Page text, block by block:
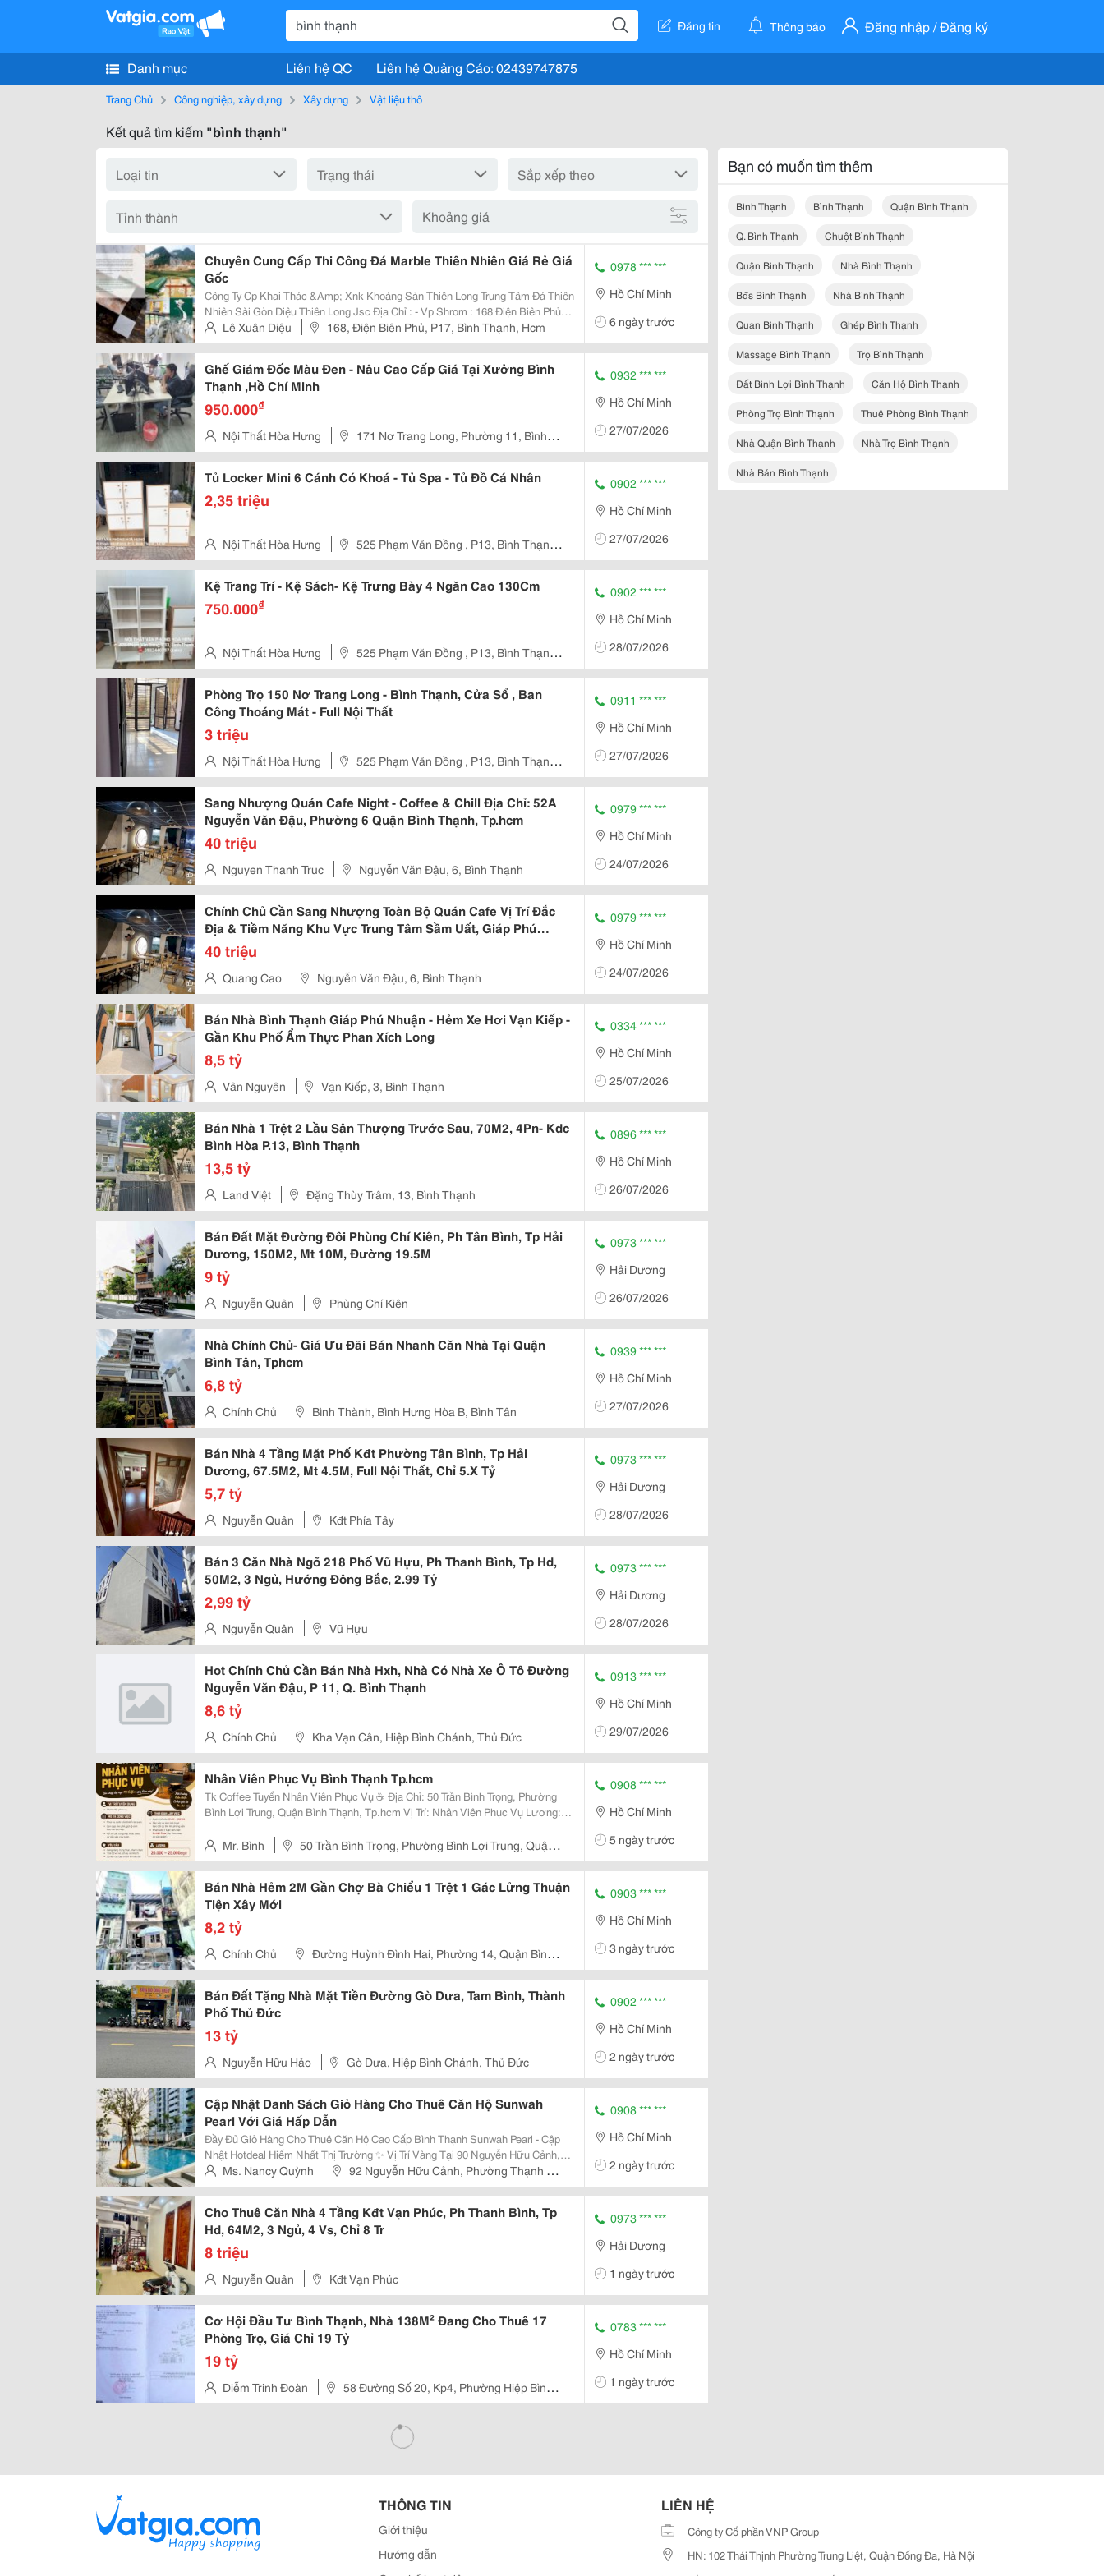
Đăng tin Thông báo Đăng nhập / Đăng ký
Danh mục Liên hệ QC Liên hệ Quảng Cáo: 02439747875
Trang Chủ Công nghiệp, xây dựng Xây dựng Vật liệu thô
Kết quả tìm kiếm "bình thạnh"
Khoảng giá
Chuyên Cung Cấp Thi Công Đá Marble Thiên Nhiên Giá Rẻ Giá
Gốc
Công Ty Cp Khai Thác &Amp; Xnk Khoáng Sản Thiên Long Trung Tâm Đá Thiên
Nhiên Sài Gòn Diệu Thiên Long Jsc Địa Chỉ : - Vp Shrom : 168 Điện Biên Phủ,
P. 17, Q. Bình Thạnh, Tp Hcm. - Mỏ Nhà Máy : Quỳ Hợp, Nghệ An - Mst :
2900862009 -
Lê Xuân Diệu 168, Điện Biên Phủ, P17, Bình Thạnh, Hcm
0978 *** ***
Hồ Chí Minh
6 ngày trước
Ghế Giám Đốc Màu Đen - Nâu Cao Cấp Giá Tại Xưởng Bình
Thạnh ,Hồ Chí Minh
950.000₫
Nội Thất Hòa Hưng
171 Nơ Trang Long, Phường 11, Bình
Thạnh, Hồ Chí Minh, Việt Nam
0932 *** ***
Hồ Chí Minh
27/07/2026
Tủ Locker Mini 6 Cánh Có Khoá - Tủ Spa - Tủ Đồ Cá Nhân
2,35 triệu
Nội Thất Hòa Hưng
525 Phạm Văn Đồng , P13, Bình Thạnh ,
Hcm
0902 *** ***
Hồ Chí Minh
27/07/2026
Kệ Trang Trí - Kệ Sách- Kệ Trưng Bày 4 Ngăn Cao 130Cm
750.000₫
Nội Thất Hòa Hưng
525 Phạm Văn Đồng , P13, Bình Thạnh ,
Hcm
0902 *** ***
Hồ Chí Minh
28/07/2026
Phòng Trọ 150 Nơ Trang Long - Bình Thạnh, Cửa Sổ , Ban
Công Thoáng Mát - Full Nội Thất
3 triệu
Nội Thất Hòa Hưng
525 Phạm Văn Đồng , P13, Bình Thạnh ,
Hcm
0911 *** ***
Hồ Chí Minh
27/07/2026
Sang Nhượng Quán Cafe Night - Coffee & Chill Địa Chỉ: 52A
Nguyễn Văn Đậu, Phường 6 Quận Bình Thạnh, Tp.hcm
40 triệu
Nguyen Thanh Truc Nguyễn Văn Đậu, 6, Bình Thạnh
0979 *** ***
Hồ Chí Minh
24/07/2026
Chính Chủ Cần Sang Nhượng Toàn Bộ Quán Cafe Vị Trí Đắc
Địa & Tiềm Năng Khu Vực Trung Tâm Sầm Uất, Giáp Phú
Nhuận, Giao Thông
40 triệu
Quang Cao Nguyễn Văn Đậu, 6, Bình Thạnh
0979 *** ***
Hồ Chí Minh
24/07/2026
Bán Nhà Bình Thạnh Giáp Phú Nhuận - Hẻm Xe Hơi Vạn Kiếp -
Gần Khu Phố Ẩm Thực Phan Xích Long
8,5 tỷ
Vân Nguyên Vạn Kiếp, 3, Bình Thạnh
0334 *** ***
Hồ Chí Minh
25/07/2026
Bán Nhà 1 Trệt 2 Lầu Sân Thượng Trước Sau, 70M2, 4Pn- Kdc
Bình Hòa P.13, Bình Thạnh
13,5 tỷ
Land Việt Đặng Thùy Trâm, 13, Bình Thạnh
0896 *** ***
Hồ Chí Minh
26/07/2026
Bán Đất Mặt Đường Đôi Phùng Chí Kiên, Ph Tân Bình, Tp Hải
Dương, 150M2, Mt 10M, Đường 19.5M
9 tỷ
Nguyễn Quân Phùng Chí Kiên
0973 *** ***
Hải Dương
26/07/2026
Nhà Chính Chủ- Giá Ưu Đãi Bán Nhanh Căn Nhà Tại Quận
Bình Tân, Tphcm
6,8 tỷ
Chính Chủ Bình Thành, Bình Hưng Hòa B, Bình Tân
0939 *** ***
Hồ Chí Minh
27/07/2026
Bán Nhà 4 Tầng Mặt Phố Kđt Phường Tân Bình, Tp Hải
Dương, 67.5M2, Mt 4.5M, Full Nội Thất, Chỉ 5.X Tỷ
5,7 tỷ
Nguyễn Quân Kđt Phía Tây
0973 *** ***
Hải Dương
28/07/2026
Bán 3 Căn Nhà Ngõ 218 Phố Vũ Hựu, Ph Thanh Bình, Tp Hd,
50M2, 3 Ngủ, Hướng Đông Bắc, 2.99 Tỷ
2,99 tỷ
Nguyễn Quân Vũ Hựu
0973 *** ***
Hải Dương
28/07/2026
Hot Chính Chủ Cần Bán Nhà Hxh, Nhà Có Nhà Xe Ô Tô Đường
Nguyễn Văn Đậu, P 11, Q. Bình Thạnh
8,6 tỷ
Chính Chủ Kha Vạn Cân, Hiệp Bình Chánh, Thủ Đức
0913 *** ***
Hồ Chí Minh
29/07/2026
Nhân Viên Phục Vụ Bình Thạnh Tp.hcm
Tk Coffee Tuyển Nhân Viên Phục Vụ ☕ Địa Chỉ: 50 Trần Bình Trọng, Phường
Bình Lợi Trung, Quận Bình Thạnh, Tp.hcm Vị Trí: Nhân Viên Phục Vụ Lương:
- Dọn Dẹp Bàn Ghế, Giữ...
Mr. Bình
50 Trần Bình Trọng, Phường Bình Lợi Trung, Quận
Bình Thạnh, Tp.hcm
0908 *** ***
Hồ Chí Minh
5 ngày trước
Bán Nhà Hẻm 2M Gần Chợ Bà Chiểu 1 Trệt 1 Gác Lửng Thuận
Tiện Xây Mới
8,2 tỷ
Chính Chủ
Đường Huỳnh Đình Hai, Phường 14, Quận Bình
Thạnh
0903 *** ***
Hồ Chí Minh
3 ngày trước
Bán Đất Tặng Nhà Mặt Tiền Đường Gò Dưa, Tam Bình, Thành
Phố Thủ Đức
13 tỷ
Nguyễn Hữu Hảo Gò Dưa, Hiệp Bình Chánh, Thủ Đức
0902 *** ***
Hồ Chí Minh
2 ngày trước
Cập Nhật Danh Sách Giỏ Hàng Cho Thuê Căn Hộ Sunwah
Pearl Với Giá Hấp Dẫn
Đầy Đủ Giỏ Hàng Cho Thuê Căn Hộ Cao Cấp Bình Thạnh Sunwah Pearl - Cập
Nhật Hotdeal Hiếm Nhất Thị Trường ✨ Vị Trí Vàng Tại 90 Nguyễn Hữu Cảnh,
Bình Thạnh, Ngay Cạnh Saigon Pearl, Chỉ 2 Phút Đến Quận 1, Kết Nối Nhanh
Thủ Thiêm, Metro Số 1, Landmark...
Ms. Nancy Quỳnh
92 Nguyễn Hữu Cảnh, Phường Thạnh Mỹ
Tây, Quận Bình Thạnh, Tp.hcm
0908 *** ***
Hồ Chí Minh
2 ngày trước
Cho Thuê Căn Nhà 4 Tầng Kđt Vạn Phúc, Ph Thanh Bình, Tp
Hd, 64M2, 3 Ngủ, 4 Vs, Chỉ 8 Tr
8 triệu
Nguyễn Quân Kđt Vạn Phúc
0973 *** ***
Hải Dương
1 ngày trước
Cơ Hội Đầu Tư Bình Thạnh, Nhà 138M² Đang Cho Thuê 17
Phòng Trọ, Giá Chỉ 19 Tỷ
19 tỷ
Diễm Trinh Đoàn
58 Đường Số 20, Kp4, Phường Hiệp Bình
Chánh, Quận Thủ Đức
0783 *** ***
Hồ Chí Minh
1 ngày trước
Bạn có muốn tìm thêm
Bình Thạnh Bình Thạnh Quận Bình Thạnh
Q. Bình Thạnh Chuột Bình Thạnh
Quận Bình Thạnh Nhà Bình Thạnh
Bđs Bình Thạnh Nhà Bình Thạnh
Quan Bình Thạnh Ghép Bình Thạnh
Massage Bình Thạnh Trọ Bình Thạnh
Đất Bình Lợi Bình Thạnh Căn Hộ Bình Thạnh
Phòng Trọ Bình Thạnh Thuê Phòng Bình Thạnh
Nhà Quận Bình Thạnh Nhà Trọ Bình Thạnh
Nhà Bán Bình Thạnh
THÔNG TIN
Giới thiệu
Hướng dẫn
LIÊN HỆ
Công ty Cổ phần VNP Group
HN: 102 Thái Thịnh Phường Trung Liệt, Quận Đống Đa, Hà Nội